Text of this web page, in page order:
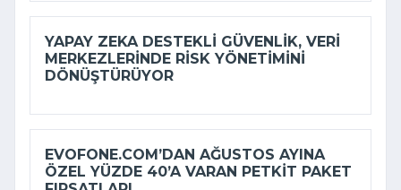
YAPAY ZEKA DESTEKLI GÜVENLIK, VERI
MERKEZLERINDE RISK YÖNETIMINI
DÖNÜŞTÜRÜYOR
EVOFONE.COM’DAN AĞUSTOS AYINA
ÖZEL YÜZDE 40’A VARAN PETKIT PAKET